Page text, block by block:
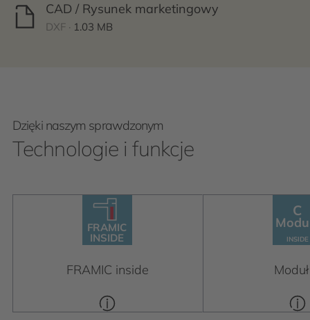
CAD / Rysunek marketingowy
DXF · 1.03 MB
Dzięki naszym sprawdzonym
Technologie i funkcje
FRAMIC
INSIDE
FRAMIC inside
C
INSIDE